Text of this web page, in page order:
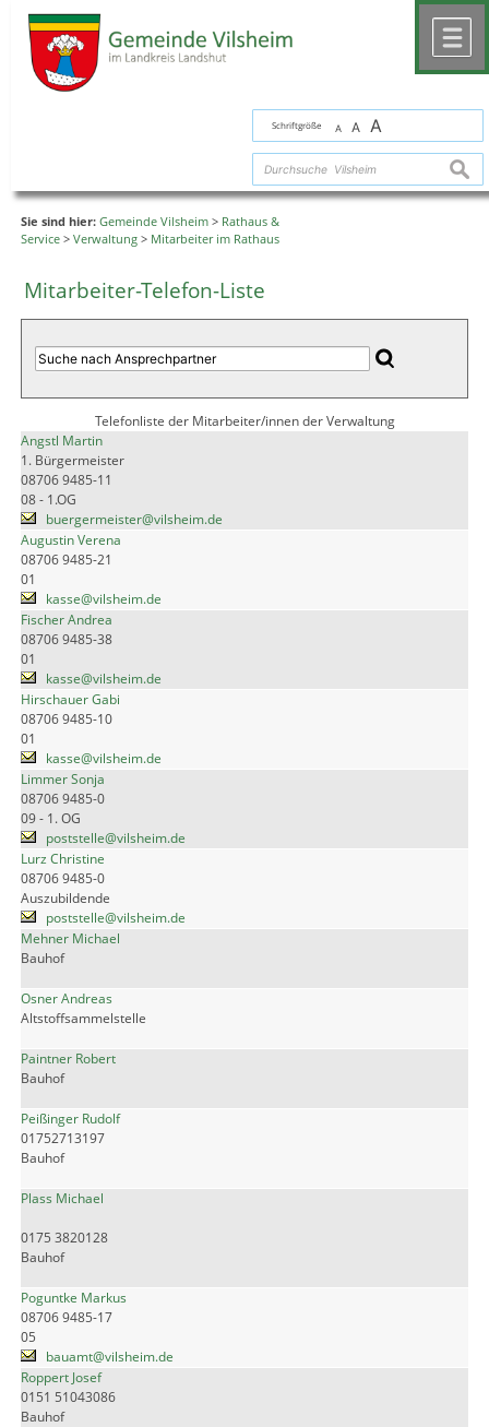
Schriftgröße A A A
Sie sind hier: Gemeinde Vilsheim > Rathaus &
Service > Verwaltung > Mitarbeiter im Rathaus
Mitarbeiter-Telefon-Liste
Telefonliste der Mitarbeiter/innen der Verwaltung
Angstl Martin
1. Bürgermeister
08706 9485-11
08 - 1.OG
buergermeister@vilsheim.de
Augustin Verena
08706 9485-21
01
kasse@vilsheim.de
Fischer Andrea
08706 9485-38
01
kasse@vilsheim.de
Hirschauer Gabi
08706 9485-10
01
kasse@vilsheim.de
Limmer Sonja
08706 9485-0
09 - 1. OG
poststelle@vilsheim.de
Lurz Christine
08706 9485-0
Auszubildende
poststelle@vilsheim.de
Mehner Michael
Bauhof
Osner Andreas
Altstoffsammelstelle
Paintner Robert
Bauhof
Peißinger Rudolf
01752713197
Bauhof
Plass Michael
0175 3820128
Bauhof
Poguntke Markus
08706 9485-17
05
bauamt@vilsheim.de
Roppert Josef
0151 51043086
Bauhof